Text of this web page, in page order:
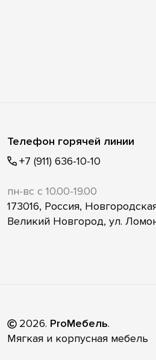
Телефон горячей линии
+7 (911) 636-10-10
пн-вс с 10.00-19.00
173016, Россия,
Великий Новгород, ул.
2026. ProМебель.
Мягкая и корпусная мебель